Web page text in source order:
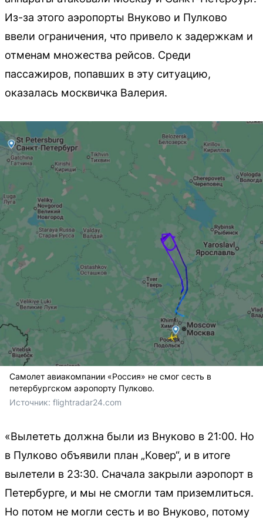
Из-за этого аэропорты Внуково и Пулково
ввели ограничения, что привело к задержкам и
отменам множества рейсов. Среди
пассажиров, попавших в эту ситуацию,
оказалась москвичка Валерия.
Самолет авиакомпании «Россия» не смог сесть в
петербургском аэропорту Пулково.
Источник: flightradar24.com
«Вылететь должна были из Внуково в 21:00. Но
в Пулково объявили план „Ковер“, и в итоге
вылетели в 23:30. Сначала закрыли аэропорт в
Петербурге, и мы не смогли там приземлиться.
Но потом не могли сесть и во Внуково, потому